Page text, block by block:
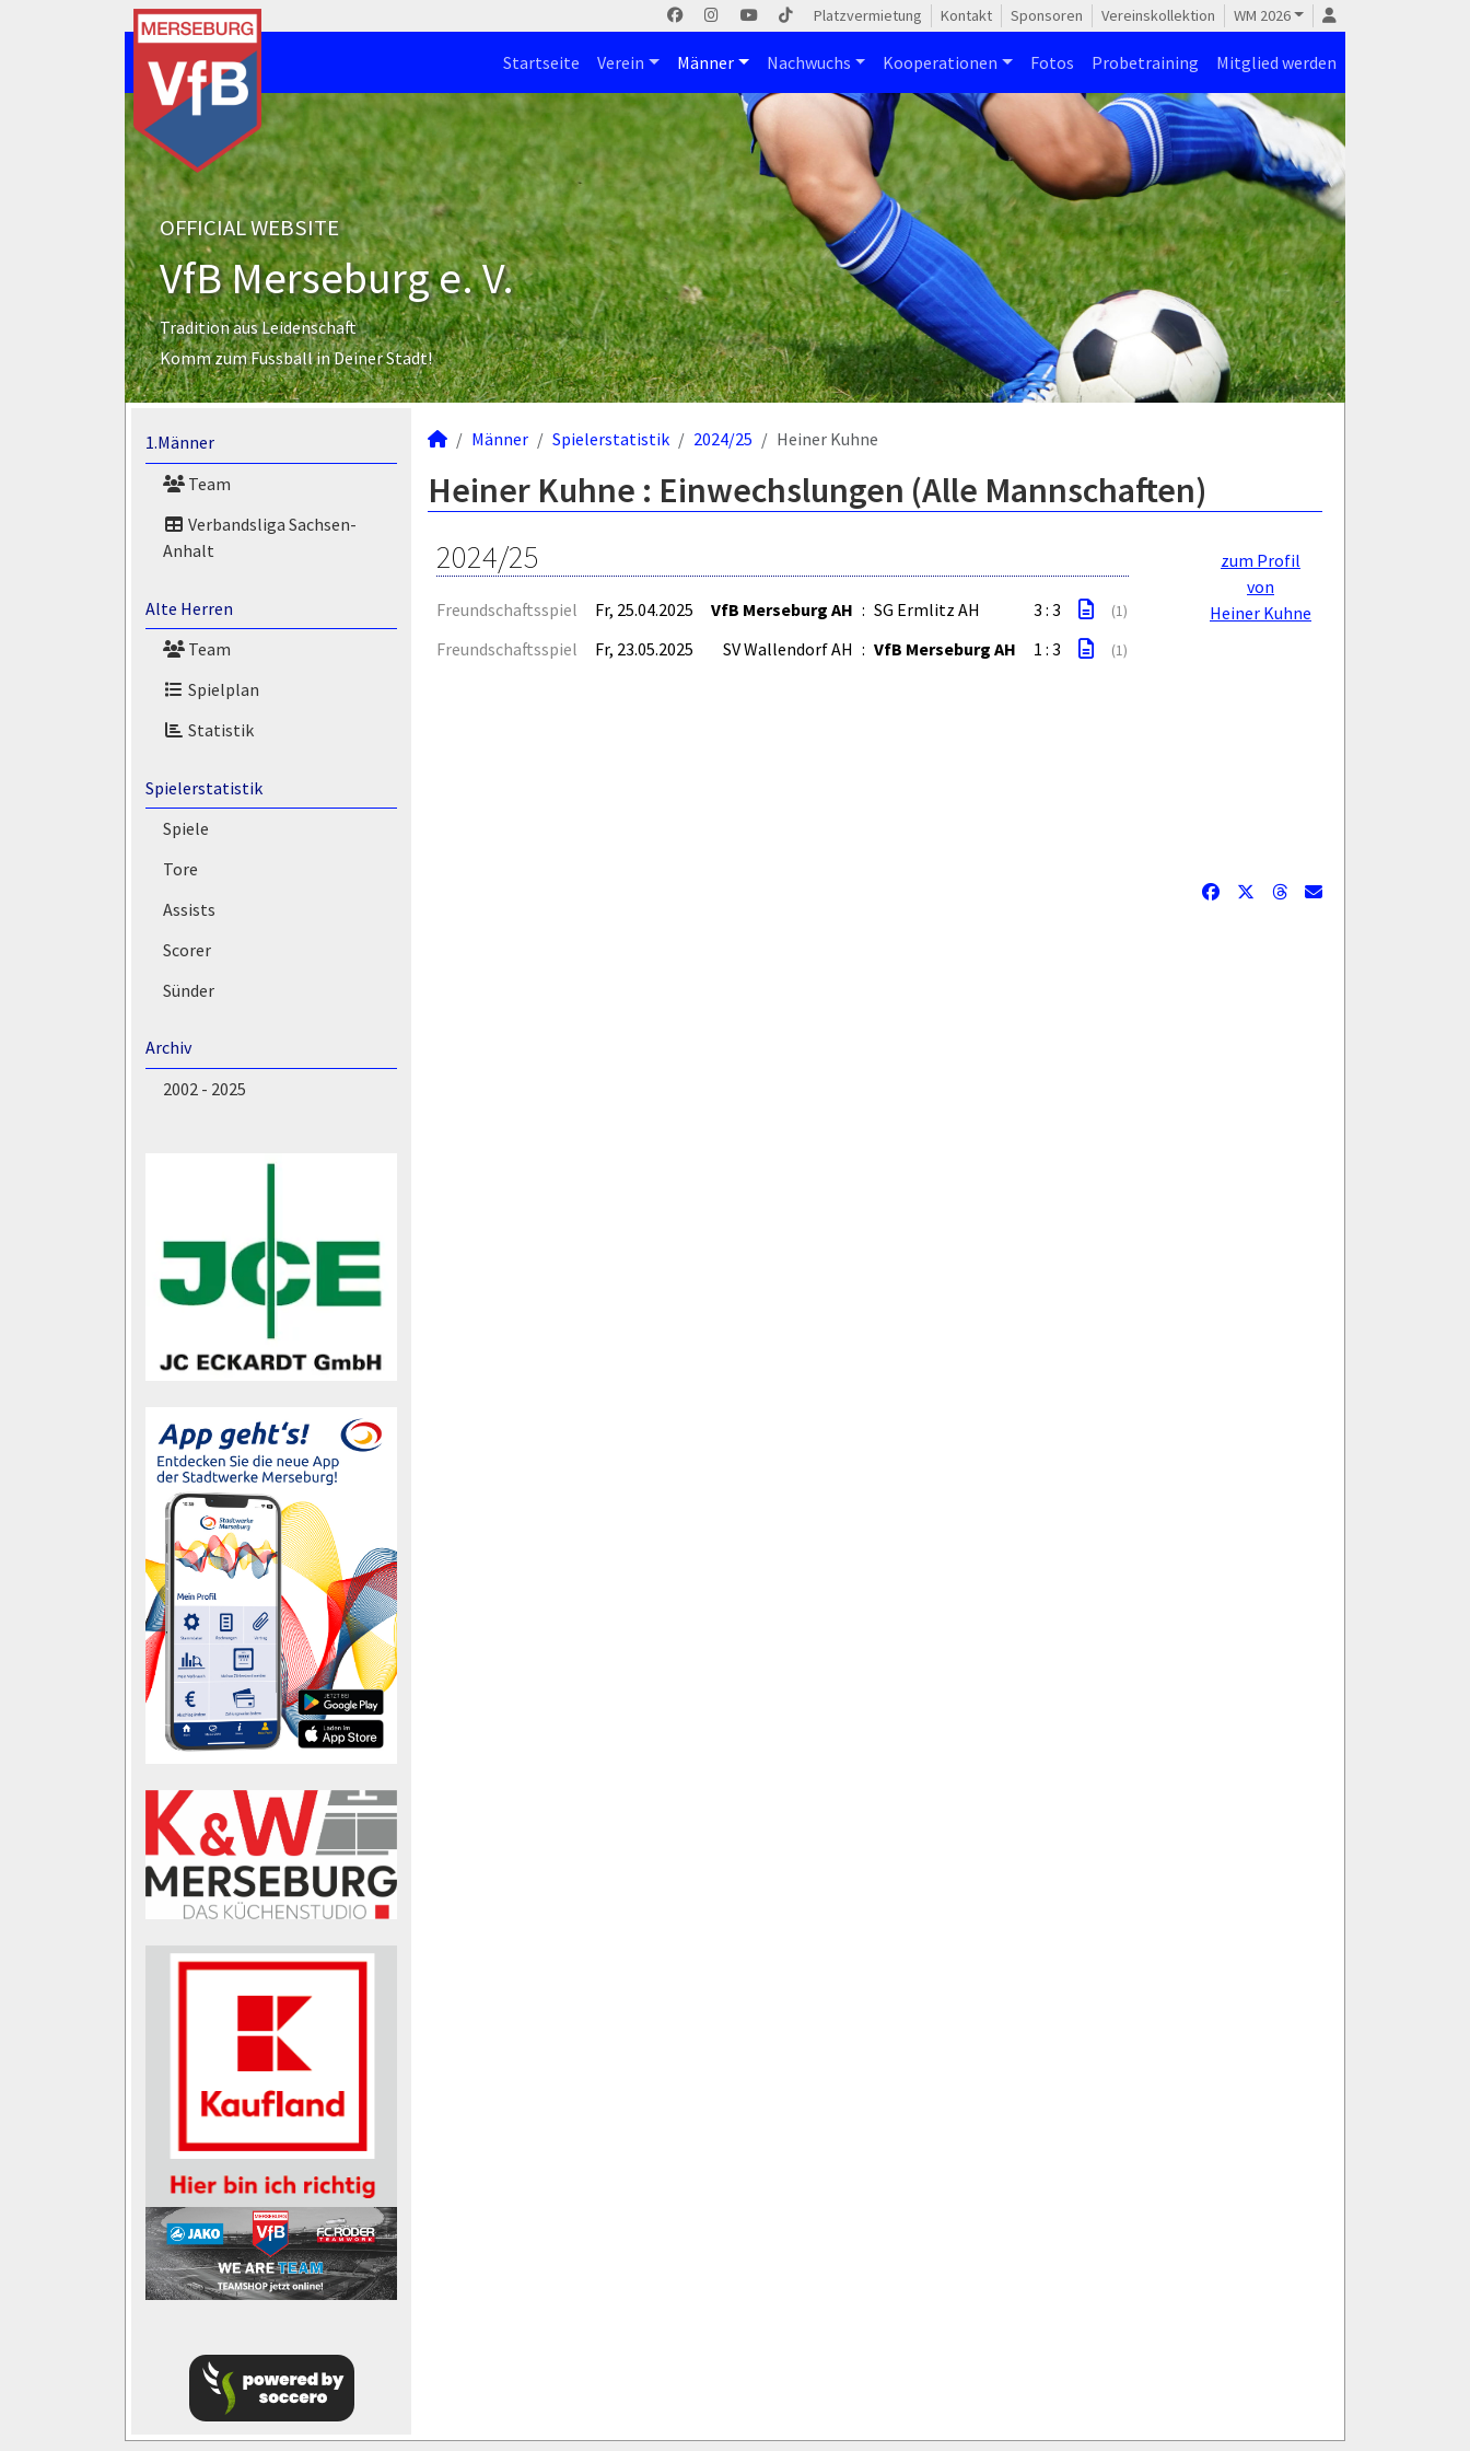
Platzvermietung Kontakt Sponsoren Vereinskollektion WM 2026
Startseite Verein Männer Nachwuchs Kooperationen Fotos Probetraining Mitglied werden
OFFICIAL WEBSITE
VfB Merseburg e. V.
Tradition aus Leidenschaft
Komm zum Fussball in Deiner Stadt!
1.Männer
Team
Verbandsliga Sachsen-
Anhalt
Alte Herren
Team
Spielplan
Statistik
Spielerstatistik
Spiele
Tore
Assists
Scorer
Sünder
Archiv
2002 - 2025
Männer Spielerstatistik 2024/25 Heiner Kuhne
Heiner Kuhne : Einwechslungen (Alle Mannschaften)
zum Profil
von
Heiner Kuhne
2024/25
Freundschaftsspiel Fr, 25.04.2025 VfB Merseburg AH : SG Ermlitz AH 3 : 3 (1)
Freundschaftsspiel Fr, 23.05.2025 SV Wallendorf AH : VfB Merseburg AH 1 : 3 (1)